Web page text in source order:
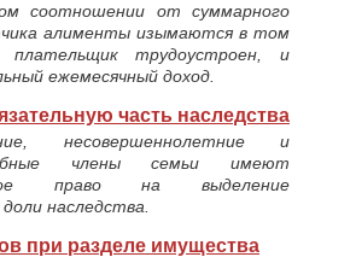
соотношении от суммарного
алименты изымаются в том
плательщик трудоустроен, и
ежемесячный доход.
часть наследства
несовершеннолетние и
члены семьи имеют
право на выделение
наследства.
при разделе имущества